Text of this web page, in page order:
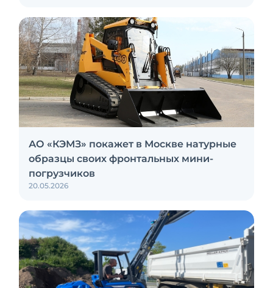
АО «КЭМЗ» покажет в Москве натурные
образцы своих фронтальных мини-
погрузчиков
20.05.2026